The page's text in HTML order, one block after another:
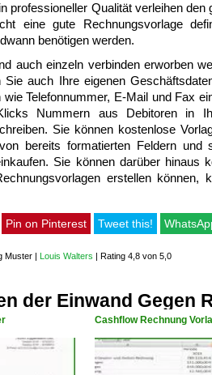
professioneller Qualität verleihen
eine gute Rechnungsvorlage
benötigen werden.
auch einzeln verbinden erworben
Sie auch Ihre eigenen
wie Telefonnummer, E-Mail und Fax
Nummern aus Debitoren in
Sie können kostenlose
bereits formatierten Feldern
Sie können darüber hinaus
erstellen können,
Pin on Pinterest Tweet this!
Muster | Louis Walters | Rating 4,8 von 5,0
der Einwand Gegen
Cashflow Rechnung